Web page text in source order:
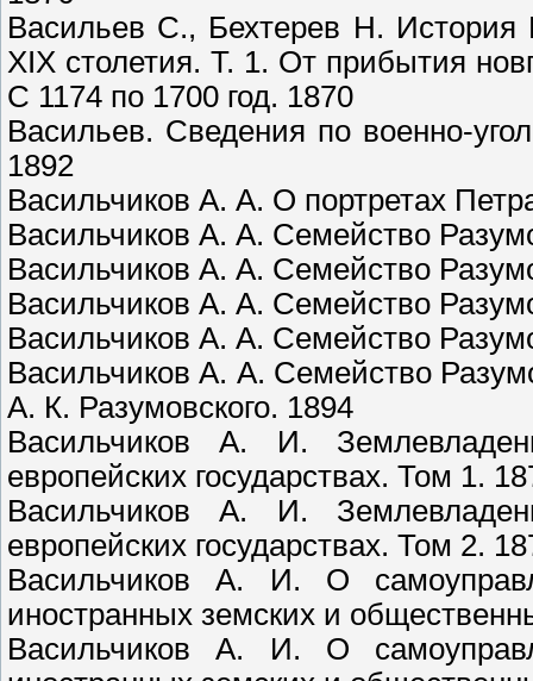
Васильев С., Бехтерев Н. История
XIX столетия. Т. 1. От прибытия
С 1174 по 1700 год. 1870
Васильев. Сведения по военно-
1892
Васильчиков А. А. О портретах
Васильчиков А. А. Семейство
Васильчиков А. А. Семейство
Васильчиков А. А. Семейство
Васильчиков А. А. Семейство
Васильчиков А. А. Семейство
А. К. Разумовского. 1894
Васильчиков А. И.
европейских государствах. Том 1.
Васильчиков А. И.
европейских государствах. Том 2.
Васильчиков А. И. О
иностранных земских и
Васильчиков А. И. О